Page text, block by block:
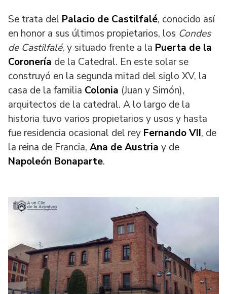
Se trata del Palacio de Castilfalé, conocido así
en honor a sus últimos propietarios, los Condes
de Castilfalé, y situado frente a la Puerta de la
Coronería de la Catedral. En este solar se
construyó en la segunda mitad del siglo XV, la
casa de la familia Colonia (Juan y Simón),
arquitectos de la catedral. A lo largo de la
historia tuvo varios propietarios y usos y hasta
fue residencia ocasional del rey Fernando VII, de
la reina de Francia, Ana de Austria y de
Napoleón Bonaparte.